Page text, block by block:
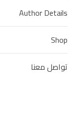
Author Details
Shop
تواصل معنا